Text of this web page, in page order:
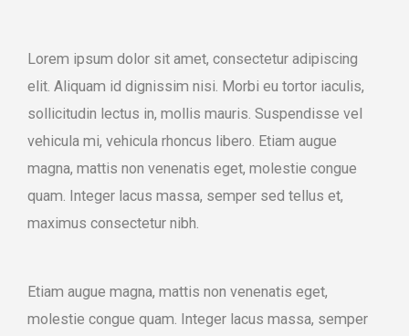
Lorem ipsum dolor sit amet, consectetur adipiscing
elit. Aliquam id dignissim nisi. Morbi eu tortor iaculis,
sollicitudin lectus in, mollis mauris. Suspendisse vel
vehicula mi, vehicula rhoncus libero. Etiam augue
magna, mattis non venenatis eget, molestie congue
quam. Integer lacus massa, semper sed tellus et,
maximus consectetur nibh.
Etiam augue magna, mattis non venenatis eget,
molestie congue quam. Integer lacus massa, semper